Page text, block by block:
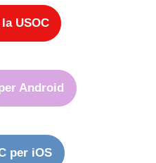
USOC
Android
per iOS